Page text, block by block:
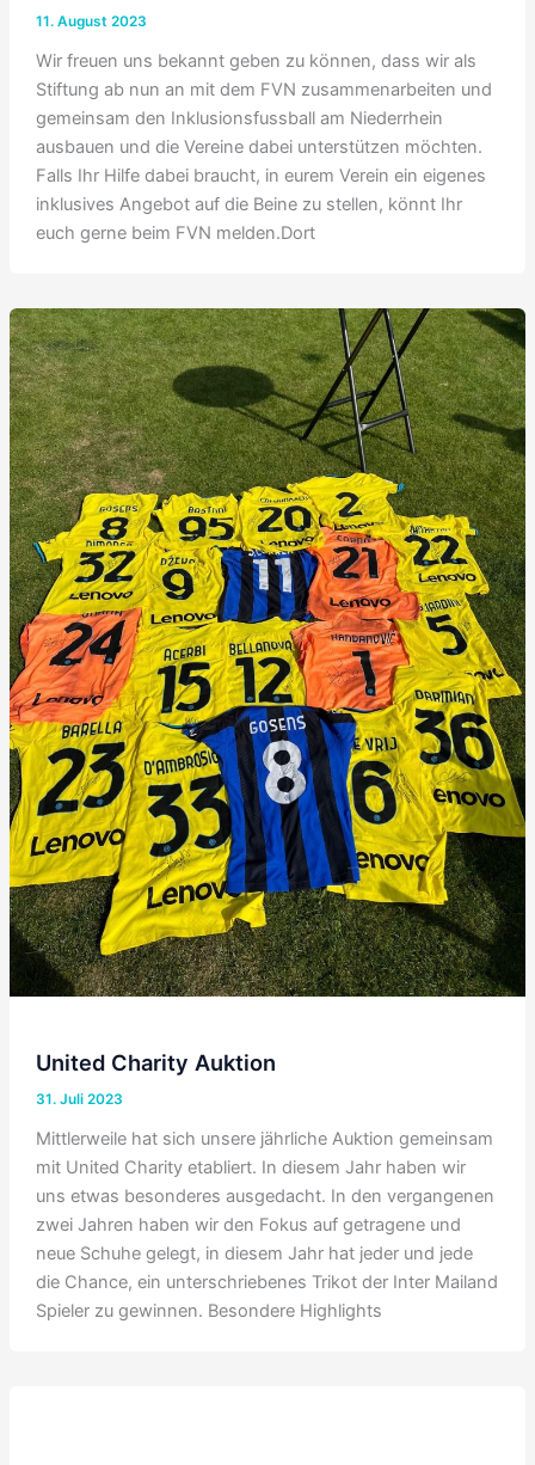
11. August 2023
Wir freuen uns bekannt geben zu können, dass wir als
Stiftung ab nun an mit dem FVN zusammenarbeiten und
gemeinsam den Inklusionsfussball am Niederrhein
ausbauen und die Vereine dabei unterstützen möchten.
Falls Ihr Hilfe dabei braucht, in eurem Verein ein eigenes
inklusives Angebot auf die Beine zu stellen, könnt Ihr
euch gerne beim FVN melden.Dort
United Charity Auktion
31. Juli 2023
Mittlerweile hat sich unsere jährliche Auktion gemeinsam
mit United Charity etabliert. In diesem Jahr haben wir
uns etwas besonderes ausgedacht. In den vergangenen
zwei Jahren haben wir den Fokus auf getragene und
neue Schuhe gelegt, in diesem Jahr hat jeder und jede
die Chance, ein unterschriebenes Trikot der Inter Mailand
Spieler zu gewinnen. Besondere Highlights